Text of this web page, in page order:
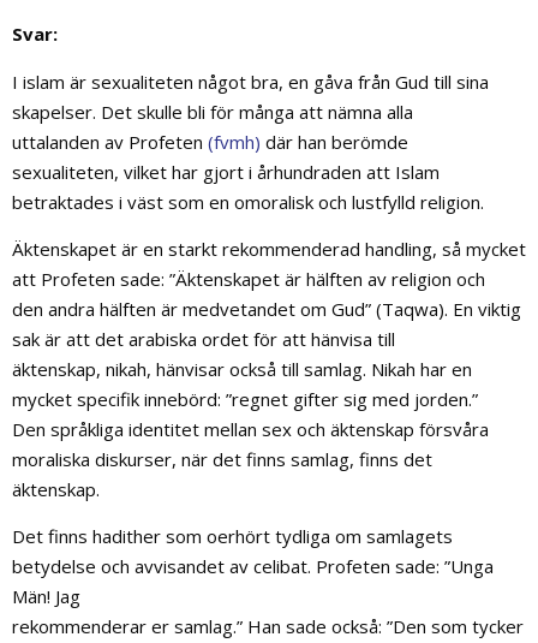
Svar:
I islam är sexualiteten något bra, en gåva från Gud till sina
skapelser. Det skulle bli för många att nämna alla
uttalanden av Profeten (fvmh) där han berömde
sexualiteten, vilket har gjort i århundraden att Islam
betraktades i väst som en omoralisk och lustfylld religion.
Äktenskapet är en starkt rekommenderad handling, så mycket
att Profeten sade: ”Äktenskapet är hälften av religion och
den andra hälften är medvetandet om Gud” (Taqwa). En viktig
sak är att det arabiska ordet för att hänvisa till
äktenskap, nikah, hänvisar också till samlag. Nikah har en
mycket specifik innebörd: ”regnet gifter sig med jorden.”
Den språkliga identitet mellan sex och äktenskap försvåra
moraliska diskurser, när det finns samlag, finns det
äktenskap.
Det finns hadither som oerhört tydliga om samlagets
betydelse och avvisandet av celibat. Profeten sade: ”Unga
Män! Jag
rekommenderar er samlag.” Han sade också: ”Den som tycker